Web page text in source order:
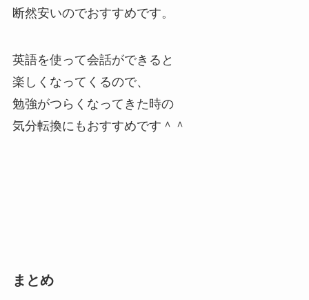
断然安いのでおすすめです。
英語を使って会話ができると
楽しくなってくるので、
勉強がつらくなってきた時の
気分転換にもおすすめです＾＾
まとめ